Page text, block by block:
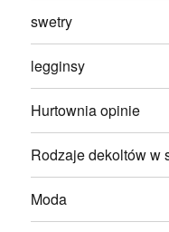
swetry
legginsy
Hurtownia opinie
Rodzaje dekoltów w
Moda